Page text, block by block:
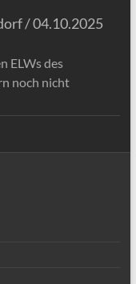
/ 04.10.2025
ELWs des
noch nicht